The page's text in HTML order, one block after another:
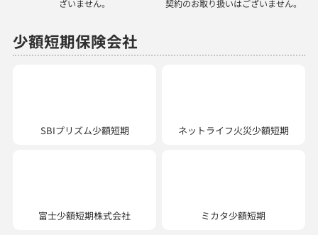
少額短期保険会社